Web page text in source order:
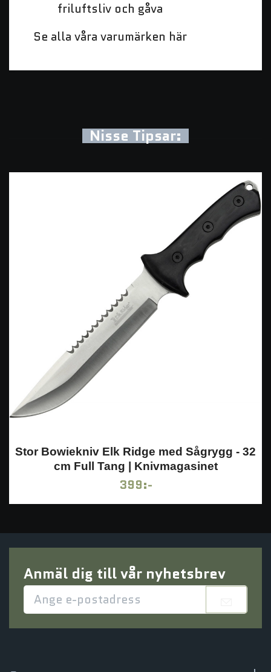
friluftsliv och gåva
Se alla våra varumärken här
Stor Bowiekniv Elk Ridge med Sågrygg - 32
cm Full Tang | Knivmagasinet
399:-
Anmäl dig till vår nyhetsbrev